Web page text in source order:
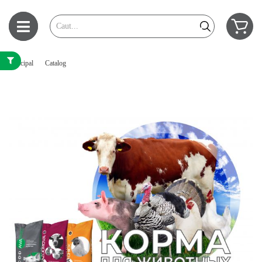
Principal Catalog